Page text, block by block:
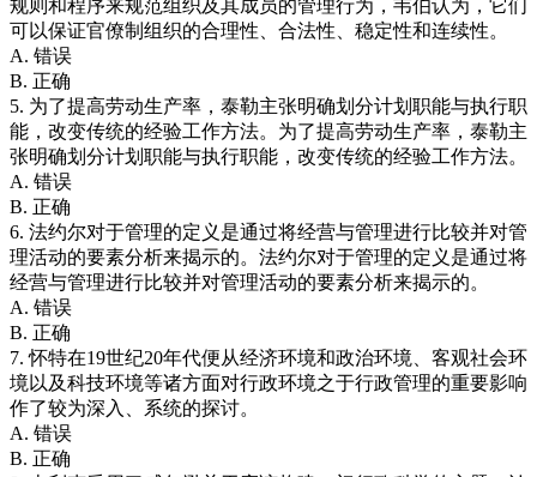
规则和程序来规范组织及其成员的管理行为，韦伯认为，它们
可以保证官僚制组织的合理性、合法性、稳定性和连续性。
A. 错误
B. 正确
5. 为了提高劳动生产率，泰勒主张明确划分计划职能与执行职
能，改变传统的经验工作方法。为了提高劳动生产率，泰勒主
张明确划分计划职能与执行职能，改变传统的经验工作方法。
A. 错误
B. 正确
6. 法约尔对于管理的定义是通过将经营与管理进行比较并对管
理活动的要素分析来揭示的。法约尔对于管理的定义是通过将
经营与管理进行比较并对管理活动的要素分析来揭示的。
A. 错误
B. 正确
7. 怀特在19世纪20年代便从经济环境和政治环境、客观社会环
境以及科技环境等诸方面对行政环境之于行政管理的重要影响
作了较为深入、系统的探讨。
A. 错误
B. 正确